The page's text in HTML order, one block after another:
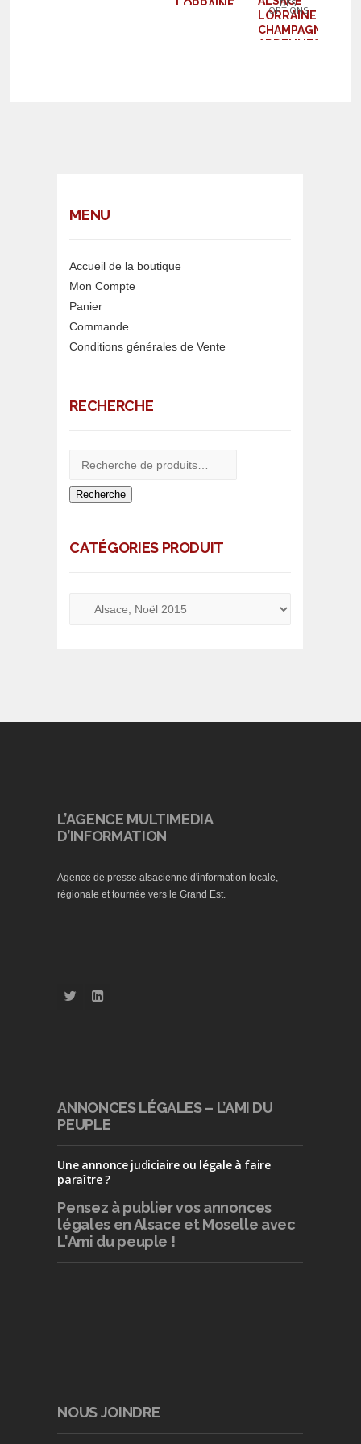
LORRAINE
LORRAINE
CHAMPAGNE
ARDENNES
DES
OPTIONS
MENU
Accueil de la boutique
Mon Compte
Panier
Commande
Conditions générales de Vente
RECHERCHE
Recherche
CATÉGORIES PRODUIT
L’AGENCE MULTIMEDIA
D’INFORMATION
Agence de presse alsacienne d'information locale,
régionale et tournée vers le Grand Est.
ANNONCES LÉGALES – L’AMI DU
PEUPLE
Une annonce judiciaire ou légale à faire
paraître ?
Pensez à publiervos annonces
légales en Alsace et Moselle avec
L'Ami du peuple !
NOUS JOINDRE